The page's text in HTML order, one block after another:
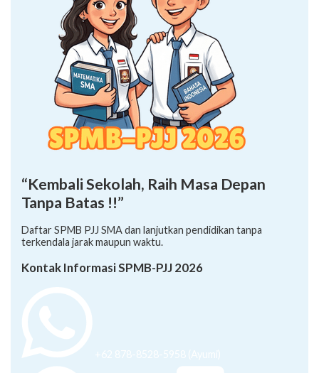
“Kembali Sekolah, Raih Masa Depan
Tanpa Batas !!”
Daftar SPMB PJJ SMA dan lanjutkan pendidikan tanpa
terkendala jarak maupun waktu.
Kontak Informasi SPMB-PJJ 2026
+62 878-8528-5958 (Ayumi)